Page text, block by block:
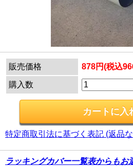
販売価格 878円(税込
購入数
特定商取引法に基づく表記 (返品
ラッキングカバー一覧表からもお